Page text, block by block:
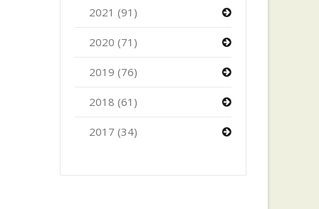
2021 (91)
2020 (71)
2019 (76)
2018 (61)
2017 (34)